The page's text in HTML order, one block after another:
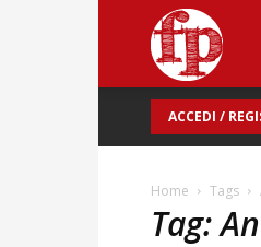
ACCEDI /
Home Tags
Tag: